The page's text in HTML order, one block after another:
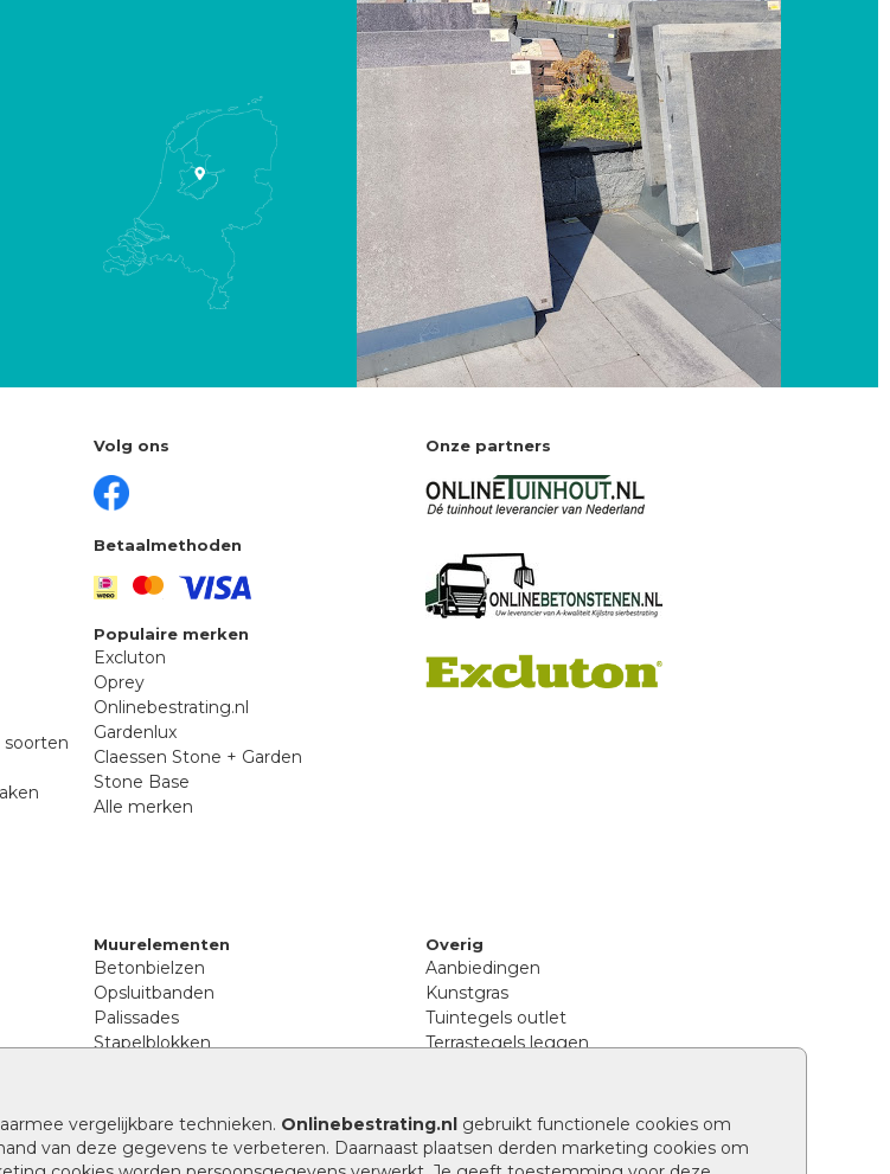
vergelijkbare technieken. Onlinebestrating.nl gebruikt functionele cookies om
van deze gegevens te verbeteren. Daarnaast plaatsen derden marketing cookies om
soorten
Volg ons
Betaalmethoden
Populaire merken
Excluton
Oprey
Onlinebestrating.nl
Gardenlux
Claessen Stone + Garden
Stone Base
Alle merken
Onze partners
Muurelementen
Betonbielzen
Opsluitbanden
Palissades
Stapelblokken
Afwatering en diversen
Beplantings en betonelementen
Split, grind en zand
Overig
Aanbiedingen
Kunstgras
Tuintegels outlet
Terrastegels leggen
Legpatronen betonstenen
Hoe betonstenen onderhouden
Aanlegtips voor betonstenen